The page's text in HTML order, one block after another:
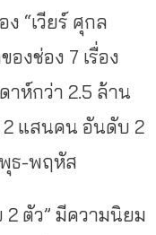
“เวียร์ ศุกล
งช่อง 7 เรื่อง
าห์กว่า 2.5 ล้าน
แสนคน อันดับ 2
ธ-พฤหัส
2 ตัว” มีความนิยม